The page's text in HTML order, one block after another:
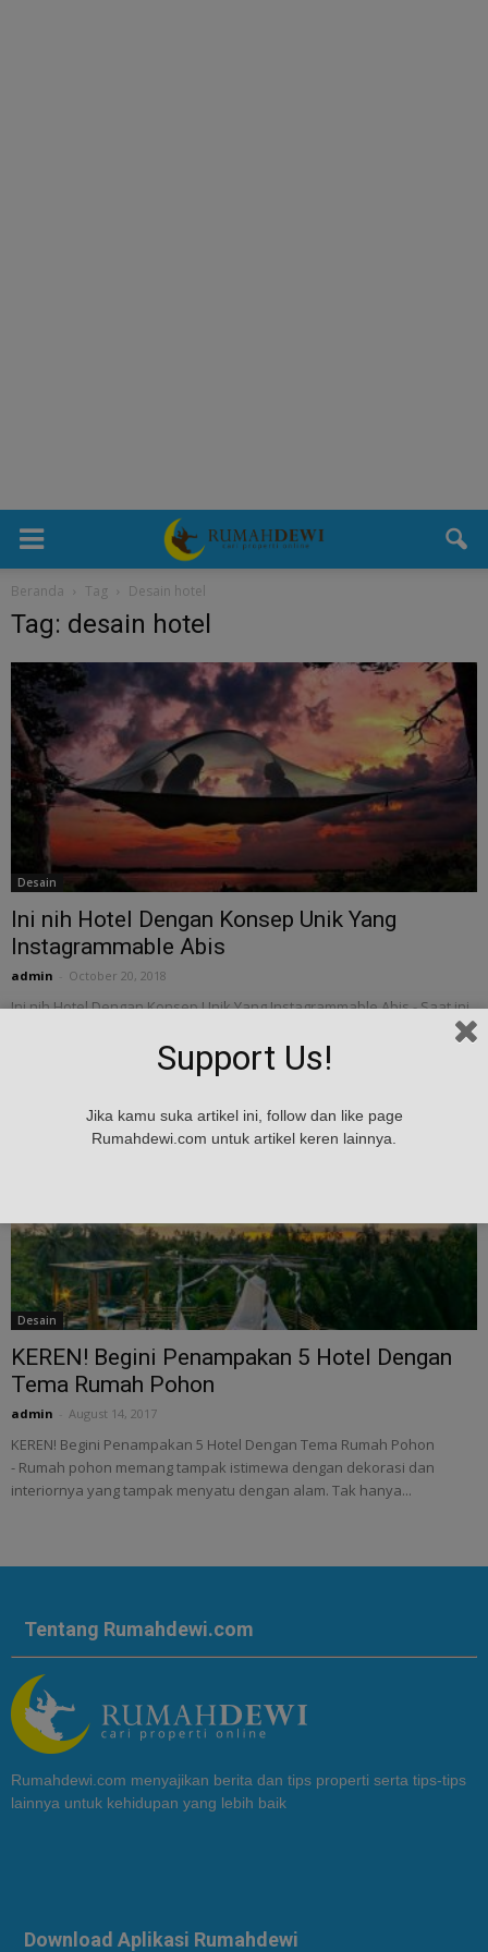
Beranda Tag Desain hotel
Tag: desain hotel
Desain
Ini nih Hotel Dengan Konsep Unik Yang
Instagrammable Abis
admin October 20, 2018
Ini nih Hotel Dengan Konsep Unik Yang Instagrammable Abis - Saat ini
harga saja. Banyak orang...
Desain
KEREN! Begini Penampakan 5 Hotel Dengan
Tema Rumah Pohon
admin August 14, 2017
KEREN! Begini Penampakan 5 Hotel Dengan Tema Rumah Pohon
- Rumah pohon memang tampak istimewa dengan dekorasi dan
interiornya yang tampak menyatu dengan alam. Tak hanya...
Tentang Rumahdewi.com
Rumahdewi.com menyajikan berita dan tips properti serta tips-tips
lainnya untuk kehidupan yang lebih baik
Download Aplikasi Rumahdewi
Support Us!
Jika kamu suka artikel ini, follow dan like page
Rumahdewi.com untuk artikel keren lainnya.